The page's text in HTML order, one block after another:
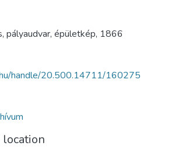
, pályaudvar, épületkép, 1866
handle/20.500.14711/160275
location